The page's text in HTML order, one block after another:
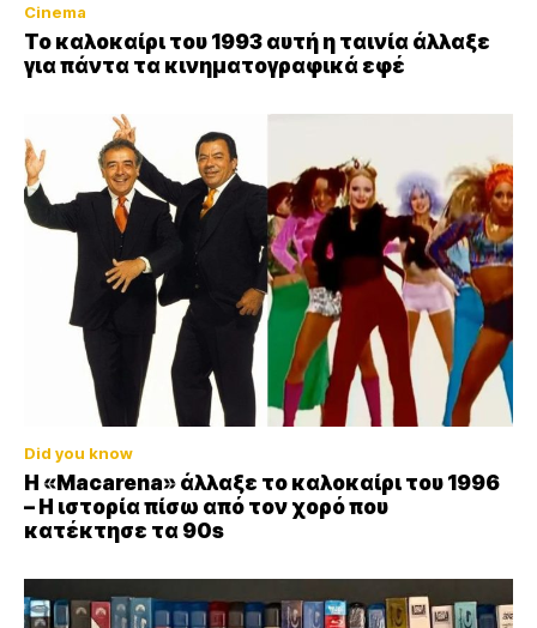
Cinema
Το καλοκαίρι του 1993 αυτή η ταινία άλλαξε
για πάντα τα κινηματογραφικά εφέ
Did you know
Η «Macarena» άλλαξε το καλοκαίρι του 1996
– Η ιστορία πίσω από τον χορό που
κατέκτησε τα 90s